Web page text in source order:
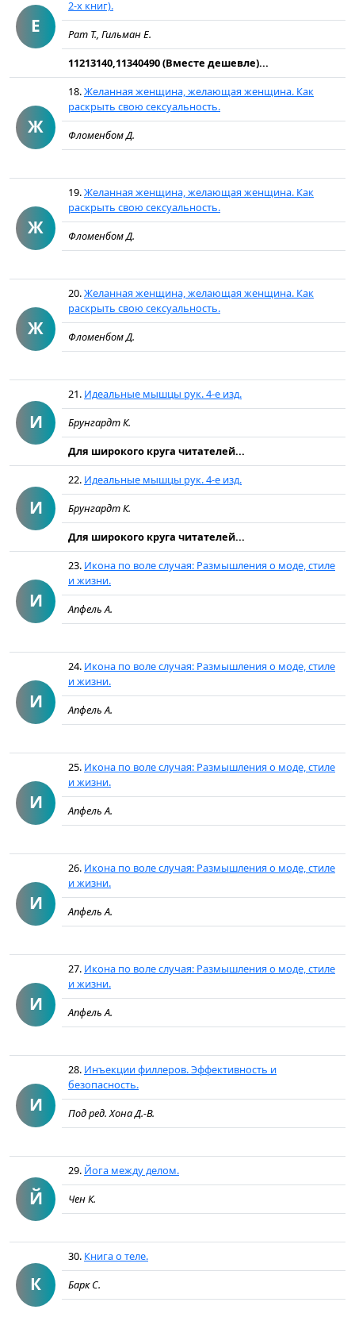
Е
2-х книг).
Рат Т., Гильман Е.
11213140,11340490 (Вместе дешевле)...
Ж
18.Желанная женщина, желающая женщина. Как
раскрыть свою сексуальность.
Фломенбом Д.
Ж
19.Желанная женщина, желающая женщина. Как
раскрыть свою сексуальность.
Фломенбом Д.
Ж
20.Желанная женщина, желающая женщина. Как
раскрыть свою сексуальность.
Фломенбом Д.
И
21. Идеальные мышцы рук. 4-е изд.
Брунгардт К.
Для широкого круга читателей...
И
22. Идеальные мышцы рук. 4-е изд.
Брунгардт К.
Для широкого круга читателей...
И
23. Икона по воле случая: Размышления о моде, стиле
и жизни.
Апфель А.
И
24. Икона по воле случая: Размышления о моде, стиле
и жизни.
Апфель А.
И
25. Икона по воле случая: Размышления о моде, стиле
и жизни.
Апфель А.
И
26. Икона по воле случая: Размышления о моде, стиле
и жизни.
Апфель А.
И
27. Икона по воле случая: Размышления о моде, стиле
и жизни.
Апфель А.
И
28. Инъекции филлеров. Эффективность и
безопасность.
Под ред. Хона Д.-В.
Й
29. Йога между делом.
Чен К.
К
30. Книга о теле.
Барк С.